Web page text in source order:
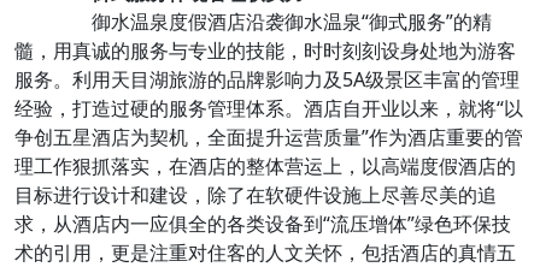
御水温泉度假酒店沿袭御水温泉“御式服务”的精
髓，用真诚的服务与专业的技能，时时刻刻设身处地为游客
服务。利用天目湖旅游的品牌影响力及5A级景区丰富的管理
经验，打造过硬的服务管理体系。酒店自开业以来，就将“以
争创五星酒店为契机，全面提升运营质量”作为酒店重要的管
理工作狠抓落实，在酒店的整体营运上，以高端度假酒店的
目标进行设计和建设，除了在软硬件设施上尽善尽美的追
求，从酒店内一应俱全的各类设备到“流压增体”绿色环保技
术的引用，更是注重对住客的人文关怀，包括酒店的真情五